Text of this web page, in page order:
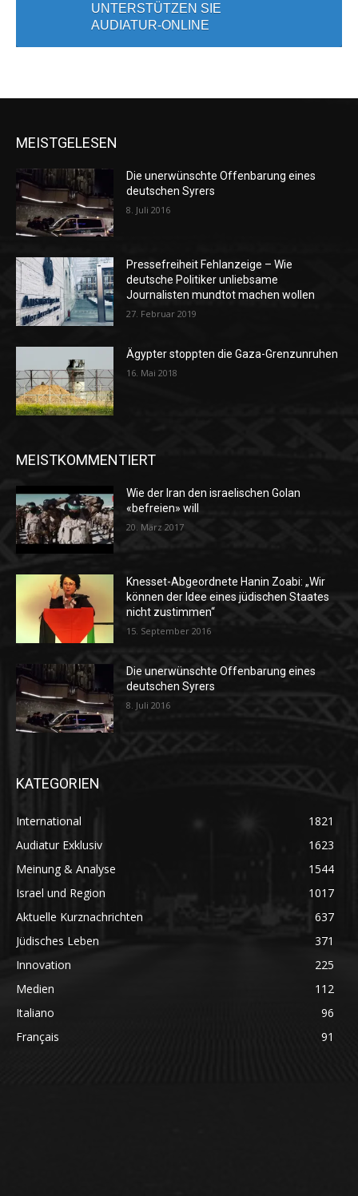
UNTERSTÜTZEN SIE
AUDIATUR-ONLINE
MEISTGELESEN
Die unerwünschte Offenbarung eines
deutschen Syrers
8. Juli 2016
Pressefreiheit Fehlanzeige – Wie
deutsche Politiker unliebsame
Journalisten mundtot machen wollen
27. Februar 2019
Ägypter stoppten die Gaza-Grenzunruhen
16. Mai 2018
MEISTKOMMENTIERT
Wie der Iran den israelischen Golan
«befreien» will
20. März 2017
Knesset-Abgeordnete Hanin Zoabi: „Wir
können der Idee eines jüdischen Staates
nicht zustimmen“
15. September 2016
Die unerwünschte Offenbarung eines
deutschen Syrers
8. Juli 2016
KATEGORIEN
International
1821
Audiatur Exklusiv
1623
Meinung & Analyse
1544
Israel und Region
1017
Aktuelle Kurznachrichten
637
Jüdisches Leben
371
Innovation
225
Medien
112
Italiano
96
Français
91